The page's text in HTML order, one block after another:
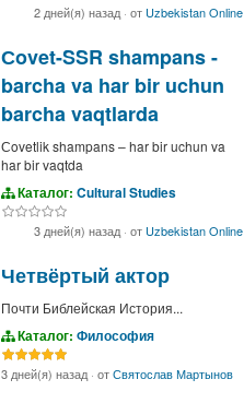
2 дней(я) назад· от Uzbekistan Online
Сovet-SSR shampans -
barcha va har bir uchun
barcha vaqtlarda
Сovetlik shampans – har bir uchun va
har bir vaqtda
Каталог: Cultural Studies
3 дней(я) назад· от Uzbekistan Online
Четвёртый актор
Почти Библейская История...
Каталог: Философия
3 дней(я) назад· отСвятослав Мартынов